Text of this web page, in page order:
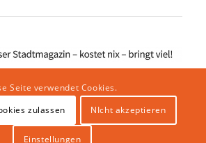
|Website von klicklabor.de |
Seite verwendet Cookies.
zulassen
NIcht akzeptieren
Einstellungen